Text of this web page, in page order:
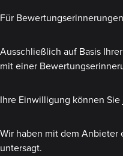
Für
Ausschließlich auf Basis
mit einer
Ihre Einwilligung können
Wir haben mit dem Anbieter
untersagt.